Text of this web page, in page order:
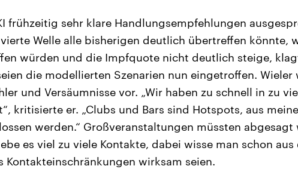
frühzeitig sehr klare Handlungsempfehlungen
Welle alle bisherigen deutlich übertreffen könnte,
würden und die Impfquote nicht deutlich steige,
die modellierten Szenarien nun eingetroffen. Wieler
und Versäumnisse vor. „Wir haben zu schnell in zu
kritisierte er. „Clubs und Bars sind Hotspots, aus
werden.“ Großveranstaltungen müssten abgesagt
es viel zu viele Kontakte, dabei wisse man schon aus
Kontakteinschränkungen wirksam seien.